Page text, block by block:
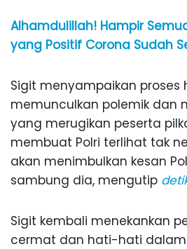
Alhamdulillah! Hampir
yang Positif Corona Sudah
Sigit menyampaikan proses
memunculkan polemik dan
yang merugikan peserta
membuat Polri terlihat tak
akan menimbulkan kesan
sambung dia, mengutip
Sigit kembali menekankan
cermat dan hati-hati dalam